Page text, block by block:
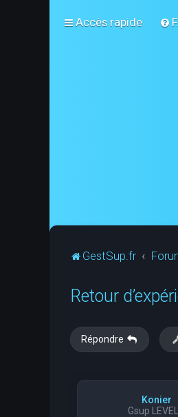
Accès rapide
GestSup.fr
Retour
Répondre
Konier
Gsup